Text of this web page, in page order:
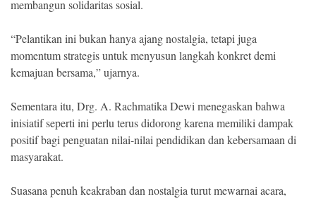
membangun solidaritas sosial.
“Pelantikan ini bukan hanya ajang nostalgia, tetapi juga
momentum strategis untuk menyusun langkah konkret demi
kemajuan bersama,” ujarnya.
Sementara itu, Drg. A. Rachmatika Dewi menegaskan bahwa
inisiatif seperti ini perlu terus didorong karena memiliki dampak
positif bagi penguatan nilai-nilai pendidikan dan kebersamaan di
masyarakat.
Suasana penuh keakraban dan nostalgia turut mewarnai acara,